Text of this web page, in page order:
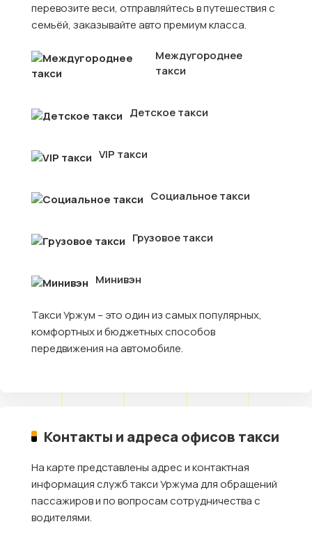
перевозите веси, отправляйтесь в путешествия с
семьёй, заказывайте авто премиум класса.
Междугороднее
такси
Детское такси
VIP такси
Социальное такси
Грузовое такси
Минивэн
Такси Уржум – это один из самых популярных,
комфортных и бюджетных способов
передвижения на автомобиле.
Контакты и адреса офисов такси
На карте представлены адрес и контактная
информация служб такси Уржума для обращений
пассажиров и по вопросам сотрудничества с
водителями.